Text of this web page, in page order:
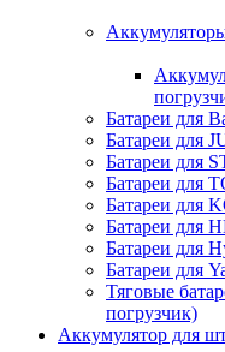
Батареи для
Батареи для
Батареи для
Батареи для
Батареи для
Батареи для
Батареи для
Батареи для
Тяговые
погрузчик)
Аккумулятор для